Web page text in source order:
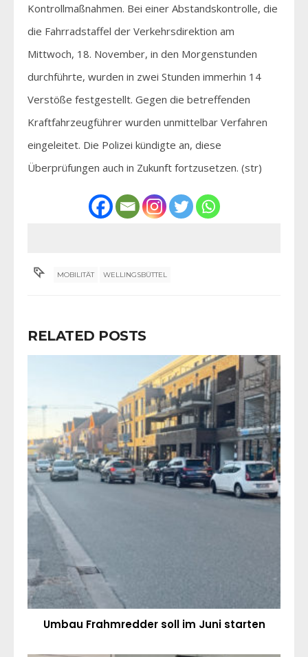
Kontrollmaßnahmen. Bei einer Abstandskontrolle, die
die Fahrradstaffel der Verkehrsdirektion am
Mittwoch, 18. November, in den Morgenstunden
durchführte, wurden in zwei Stunden immerhin 14
Verstöße festgestellt. Gegen die betreffenden
Kraftfahrzeugführer wurden unmittelbar Verfahren
eingeleitet. Die Polizei kündigte an, diese
Überprüfungen auch in Zukunft fortzusetzen. (str)
MOBILITÄT WELLINGSBÜTTEL
RELATED POSTS
Umbau Frahmredder soll im Juni starten